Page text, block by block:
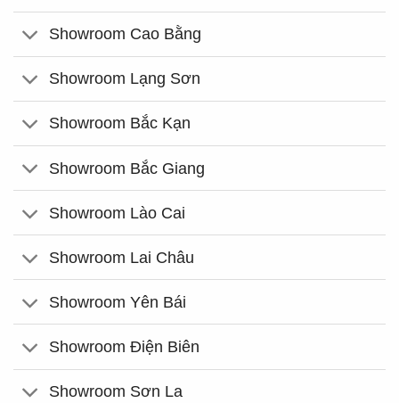
Showroom Cao Bằng
Showroom Lạng Sơn
Showroom Bắc Kạn
Showroom Bắc Giang
Showroom Lào Cai
Showroom Lai Châu
Showroom Yên Bái
Showroom Điện Biên
Showroom Sơn La